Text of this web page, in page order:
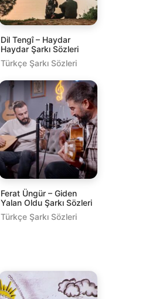
Dil Tengî – Haydar
Haydar Şarkı Sözleri
Türkçe Şarkı Sözleri
Ferat Üngür – Giden
Yalan Oldu Şarkı Sözleri
Türkçe Şarkı Sözleri